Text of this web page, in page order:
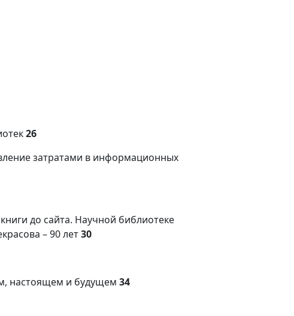
26
затратами в информационных
до сайта. Научной библиотеке
– 90 лет30
настоящем и будущем 34